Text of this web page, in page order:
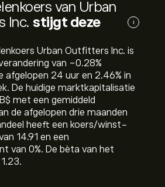
van Urban
Inc. stijgt deze
i
Urban Outfitters Inc. is
van ‎-0.28‎%
afgelopen 24 uur en ‎2.46‎% in
De huidige marktkapitalisatie
met een gemiddeld
de afgelopen drie maanden
heeft een koers/winst-
14.91 en een
van 0%. De bèta van het